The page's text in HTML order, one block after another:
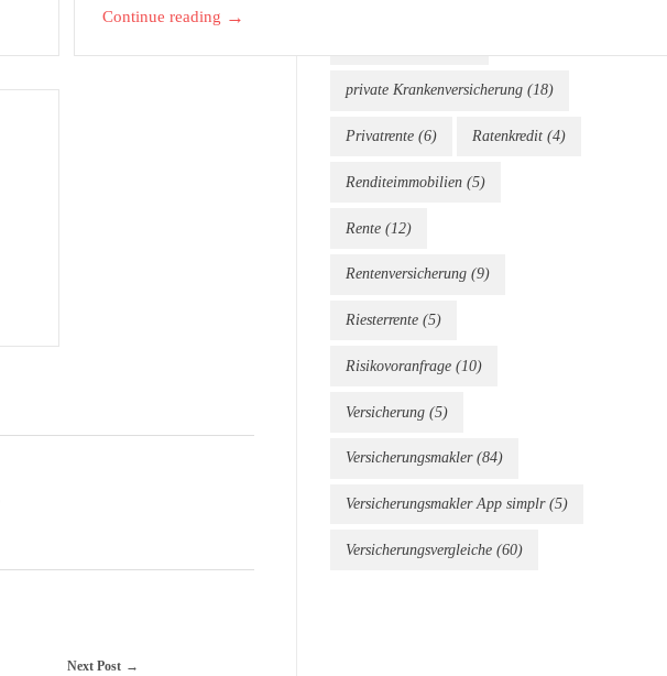
Continue reading →
Next Post
private Krankenversicherung (18)
Privatrente (6) Ratenkredit (4)
Renditeimmobilien (5)
Rente (12)
Rentenversicherung (9)
Riesterrente (5)
Risikovoranfrage (10)
Versicherung (5)
Versicherungsmakler(84)
Versicherungsmakler App simplr(5)
Versicherungsvergleiche (60)